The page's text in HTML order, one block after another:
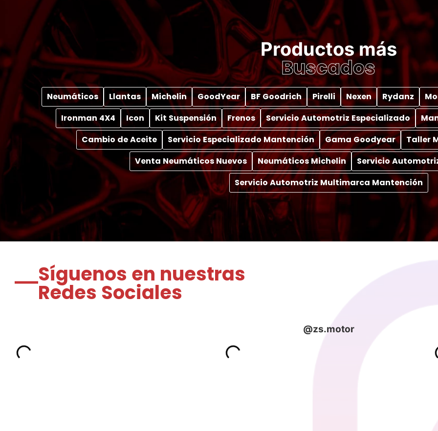
Productos más
Buscados
Neumáticos Llantas Michelin GoodYear BF Goodrich Pirelli Nexen Rydanz
Ironman 4X4
Icon Kit Suspensión Frenos Servicio Automotriz Especializado
Cambio de Aceite
Servicio Especializado Mantención Gama Goodyear
Taller
Venta Neumáticos Nuevos
Neumáticos Michelin
Servicio
Servicio Automotriz Multimarca Mantención
Síguenos en nuestras
Redes Sociales